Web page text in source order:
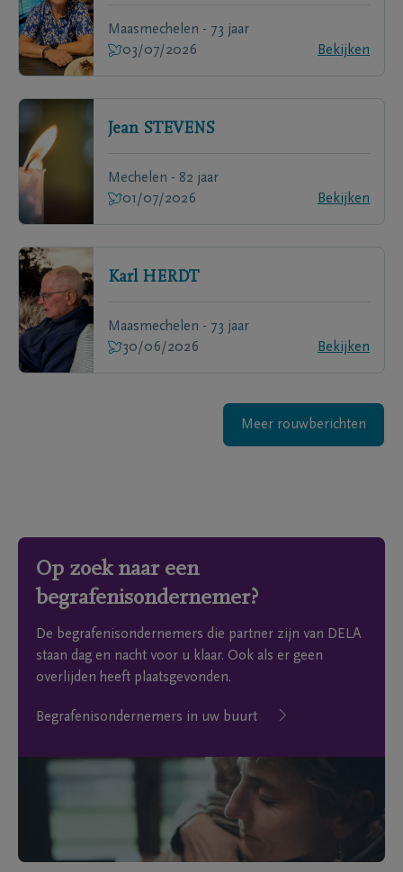
Maasmechelen - 73 jaar
03/07/2026
Bekijken
Jean STEVENS
Mechelen - 82 jaar
01/07/2026
Bekijken
Karl HERDT
Maasmechelen - 73 jaar
30/06/2026
Bekijken
Meer rouwberichten
Op zoek naar een
begrafenisondernemer?
De begrafenisondernemers die partner zijn van DELA
staan dag en nacht voor u klaar. Ook als er geen
overlijden heeft plaatsgevonden.
Begrafenisondernemers in uw buurt